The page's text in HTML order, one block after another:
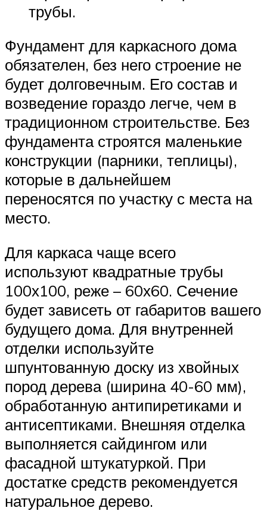
трубы.
Фундамент для каркасного дома
обязателен, без него строение не
будет долговечным. Его состав и
возведение гораздо легче, чем в
традиционном строительстве. Без
фундамента строятся маленькие
конструкции (парники, теплицы),
которые в дальнейшем
переносятся по участку с места на
место.
Для каркаса чаще всего
используют квадратные трубы
100х100, реже – 60х60. Сечение
будет зависеть от габаритов вашего
будущего дома. Для внутренней
отделки используйте
шпунтованную доску из хвойных
пород дерева (ширина 40-60 мм),
обработанную антипиретиками и
антисептиками. Внешняя отделка
выполняется сайдингом или
фасадной штукатуркой. При
достатке средств рекомендуется
натуральное дерево.